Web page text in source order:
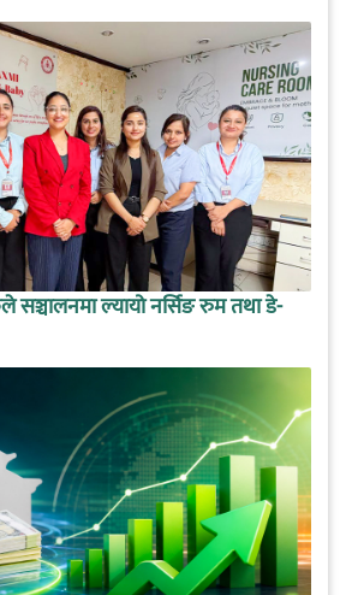
सञ्चालनमा ल्यायो नर्सिङ रुम तथा डे-